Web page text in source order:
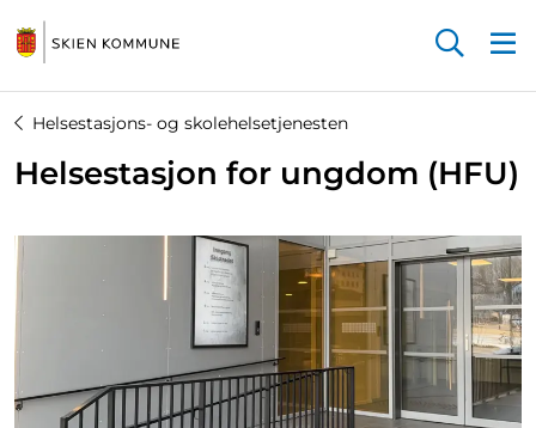
Helsestasjons- og skolehelsetjenesten
Helsestasjon for ungdom (HFU)